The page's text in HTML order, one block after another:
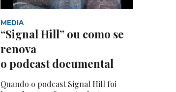
MEDIA
“Signal Hill” ou como se
renova
o podcast documental
Quando o podcast Signal Hill foi